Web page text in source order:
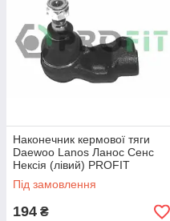
Наконечник кермової тяги
Daewoo Lanos Ланос Сенс
Нексія (лівий) PROFIT
Під замовлення
194 ₴